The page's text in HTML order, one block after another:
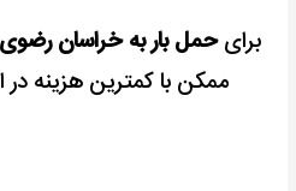
برایحمل بار به خراسان رضوی
ممکن با کمترین هزینه در